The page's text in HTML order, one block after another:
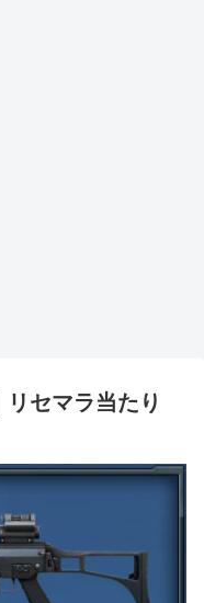
セマラ当たり